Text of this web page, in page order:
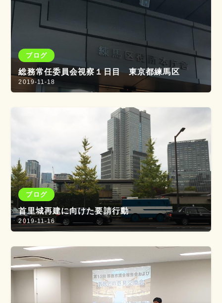
ブログ
総務常任委員会視察１日目 東京都練馬区
2019-11-18
ブログ
首里城再建に向けた要請行動
2019-11-16